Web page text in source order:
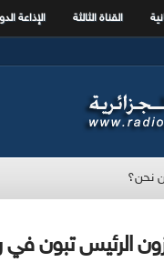
القناة الثالثة الإذاعة
نحن؟
الرئيس تبون في